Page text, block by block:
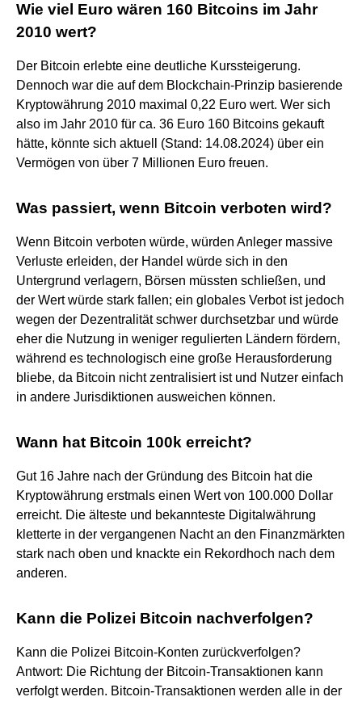
Wie viel Euro wären 160 Bitcoins im Jahr
2010 wert?
Der Bitcoin erlebte eine deutliche Kurssteigerung.
Dennoch war die auf dem Blockchain-Prinzip basierende
Kryptowährung 2010 maximal 0,22 Euro wert. Wer sich
also im Jahr 2010 für ca. 36 Euro 160 Bitcoins gekauft
hätte, könnte sich aktuell (Stand: 14.08.2024) über ein
Vermögen von über 7 Millionen Euro freuen.
Was passiert, wenn Bitcoin verboten wird?
Wenn Bitcoin verboten würde, würden Anleger massive
Verluste erleiden, der Handel würde sich in den
Untergrund verlagern, Börsen müssten schließen, und
der Wert würde stark fallen; ein globales Verbot ist jedoch
wegen der Dezentralität schwer durchsetzbar und würde
eher die Nutzung in weniger regulierten Ländern fördern,
während es technologisch eine große Herausforderung
bliebe, da Bitcoin nicht zentralisiert ist und Nutzer einfach
in andere Jurisdiktionen ausweichen können.
Wann hat Bitcoin 100k erreicht?
Gut 16 Jahre nach der Gründung des Bitcoin hat die
Kryptowährung erstmals einen Wert von 100.000 Dollar
erreicht. Die älteste und bekannteste Digitalwährung
kletterte in der vergangenen Nacht an den Finanzmärkten
stark nach oben und knackte ein Rekordhoch nach dem
anderen.
Kann die Polizei Bitcoin nachverfolgen?
Kann die Polizei Bitcoin-Konten zurückverfolgen?
Antwort: Die Richtung der Bitcoin-Transaktionen kann
verfolgt werden. Bitcoin-Transaktionen werden alle in der